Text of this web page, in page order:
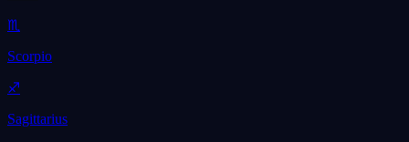
♏
Scorpio
♐
Sagittarius